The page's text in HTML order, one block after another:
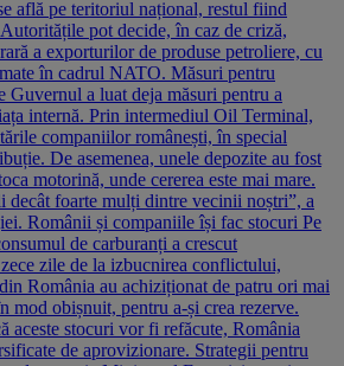
află pe teritoriul național, restul fiind
pot decide, în caz de criză,
a exporturilor de produse petroliere, cu
în cadrul NATO. Măsuri pentru
Guvernul a luat deja măsuri pentru a
internă. Prin intermediul Oil Terminal,
companiilor românești, în special
De asemenea, unele depozite au fost
motorină, unde cererea este mai mare.
decât foarte mulți dintre vecinii noștri”, a
Românii și companiile își fac stocuri Pe
de carburanți a crescut
zile de la izbucnirea conflictului,
România au achiziționat de patru ori mai
mod obișnuit, pentru a-și crea rezerve.
aceste stocuri vor fi refăcute, România
de aprovizionare. Strategii pentru